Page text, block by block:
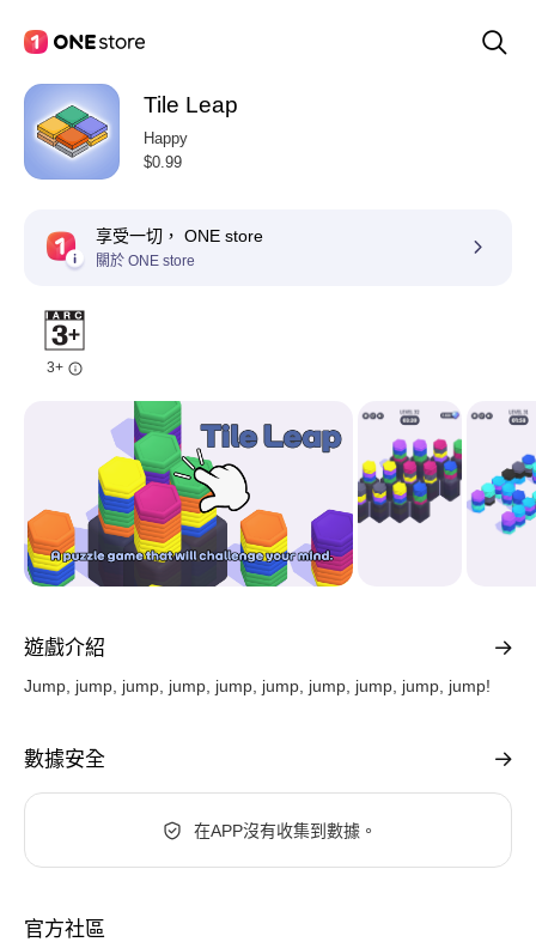
Tile Leap
Happy
$0.99
享受一切， ONE store
關於 ONE store
3+
遊戲介紹
Jump, jump, jump, jump, jump, jump, jump, jump, jump, jump!
數據安全
在APP沒有收集到數據。
官方社區